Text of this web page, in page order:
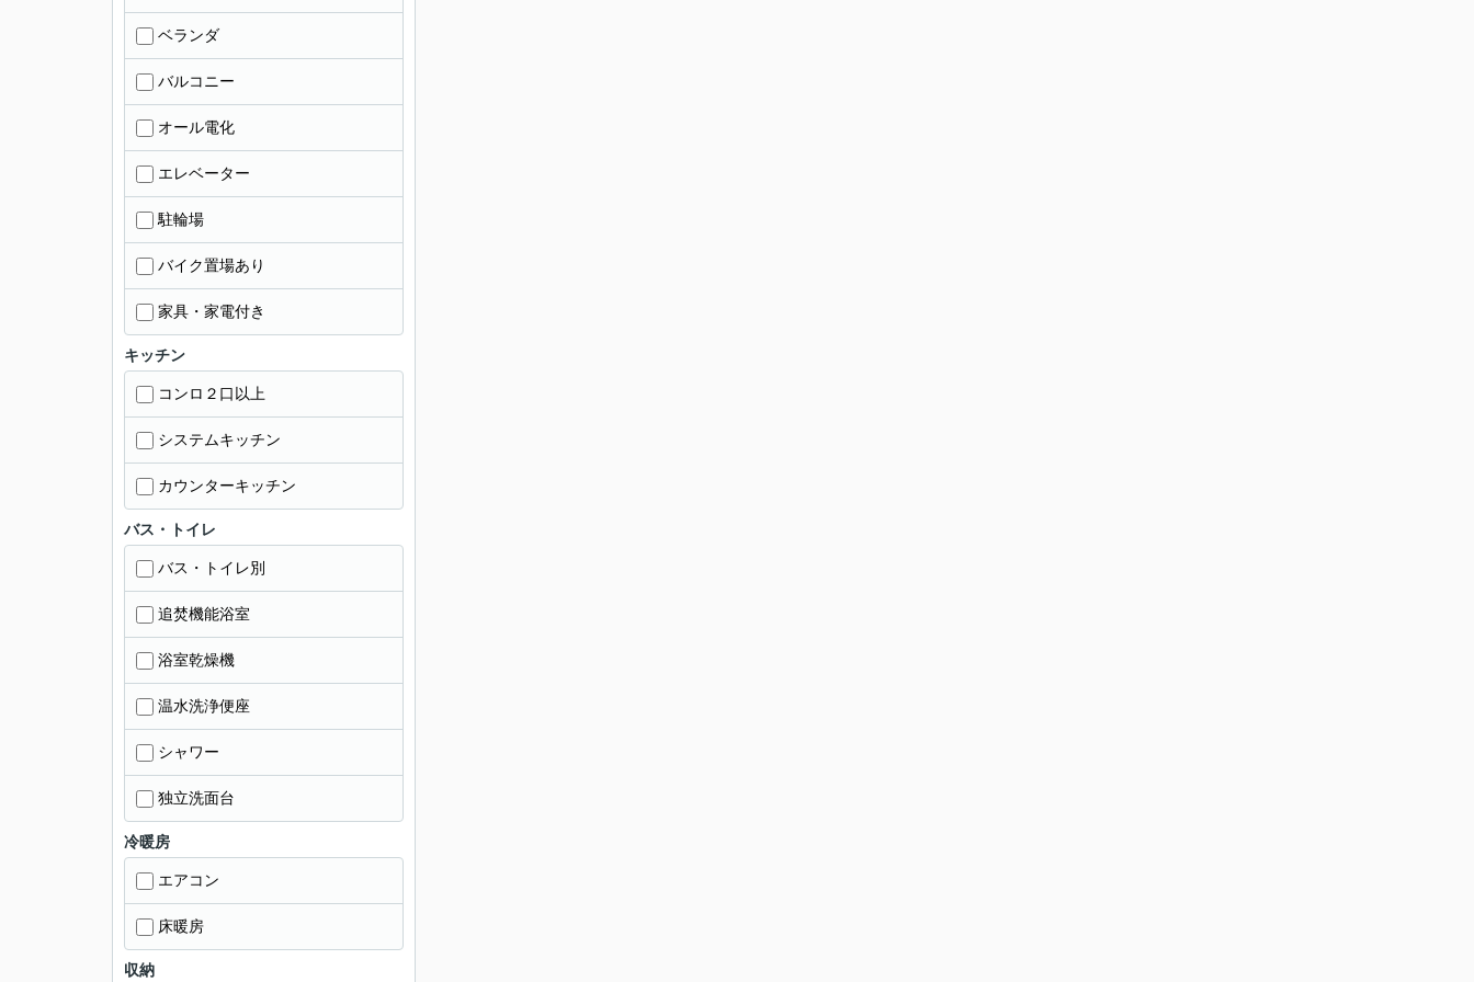
ベランダ
バルコニー
オール電化
エレベーター
駐輪場
バイク置場あり
家具・家電付き
キッチン
コンロ２口以上
システムキッチン
カウンターキッチン
バス・トイレ
バス・トイレ別
追焚機能浴室
浴室乾燥機
温水洗浄便座
シャワー
独立洗面台
冷暖房
エアコン
床暖房
収納